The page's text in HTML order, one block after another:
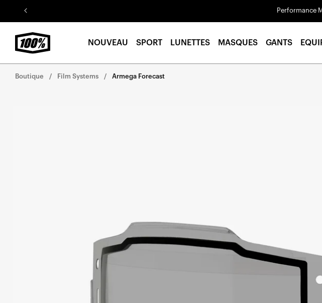
Aller au
contenu
Performance
NOUVEAU SPORT LUNETTES MASQUES GANTS
Boutique Film Systems Armega Forecast